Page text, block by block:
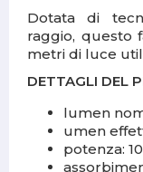
Dotata di
raggio, questo
metri di luce
DETTAGLI DEL
lumen
umen
potenza: